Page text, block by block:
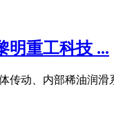
明重工科技 ...
动、内部稀油润